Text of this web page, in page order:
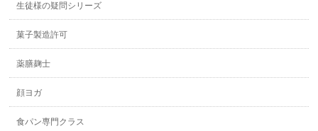
生徒様の疑問シリーズ
菓子製造許可
薬膳麹士
顔ヨガ
食パン専門クラス